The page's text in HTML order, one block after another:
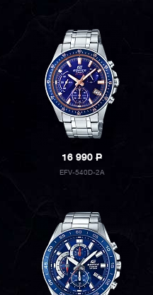
16 990P
EFV-540D-2A